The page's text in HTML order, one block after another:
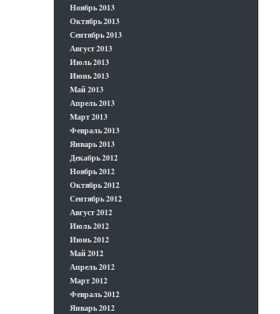
Ноябрь 2013
Октябрь 2013
Сентябрь 2013
Август 2013
Июль 2013
Июнь 2013
Май 2013
Апрель 2013
Март 2013
Февраль 2013
Январь 2013
Декабрь 2012
Ноябрь 2012
Октябрь 2012
Сентябрь 2012
Август 2012
Июль 2012
Июнь 2012
Май 2012
Апрель 2012
Март 2012
Февраль 2012
Январь 2012